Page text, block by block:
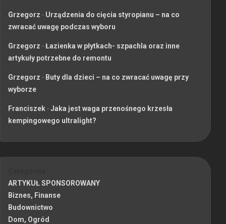
Grzegorz - Urządzenia do cięcia styropianu – na co
zwracać uwagę podczas wyboru
Grzegorz -Łazienka w płytkach- szpachla oraz inne
artykuły potrzebne do remontu
Grzegorz - Buty dla dzieci – na co zwracać uwagę przy
wyborze
Franciszek-Jaka jest waga przenośnego krzesła
kempingowego ultralight?
ARTYKUŁ SPONSOROWANY
Biznes, Finanse
Budownictwo
Dom, Ogród